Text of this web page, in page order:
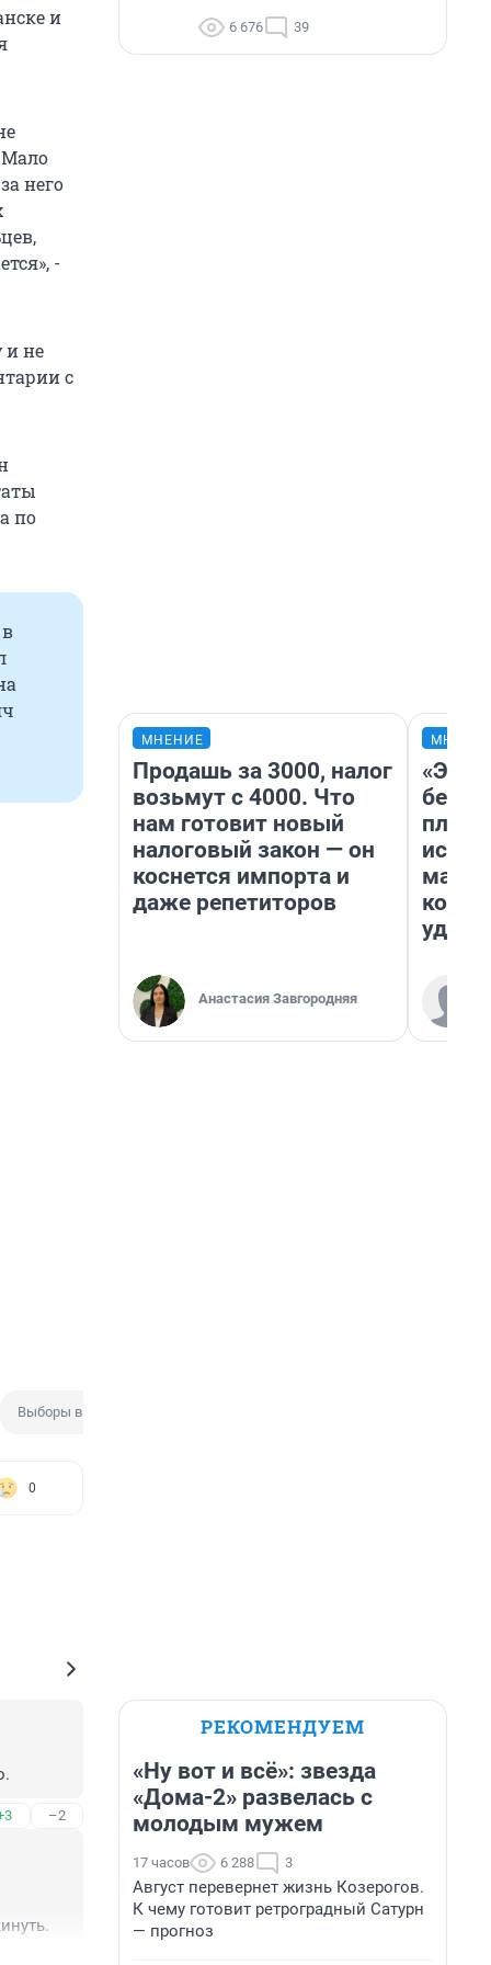
и
Мало
него
-
и не
с
по
Выборы в Госдуму
0
–2
6 676 39
МНЕНИЕ
Продашь за 3000, налог
возьмут с 4000. Что
нам готовит новый
налоговый закон — он
коснется импорта и
даже репетиторов
Анастасия Завгородняя
«Это
РЕКОМЕНДУЕМ
«Ну вот и всё»: звезда
«Дома-2» развелась с
молодым мужем
17 часов 6 288 3
Август перевернет жизнь Козерогов.
К чему готовит ретроградный Сатурн
— прогноз